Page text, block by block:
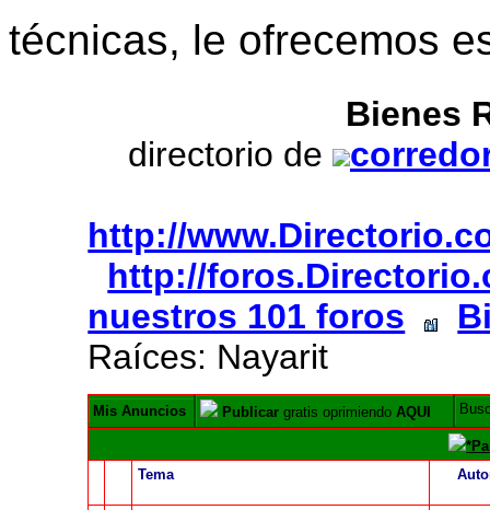
técnicas, le ofrecemos
Bienes
directorio de
http://
http://
nuestros 101 foros
Raíces: Nayarit
Mis Anuncios Publicar gratis oprimiendoAQUI
Tema